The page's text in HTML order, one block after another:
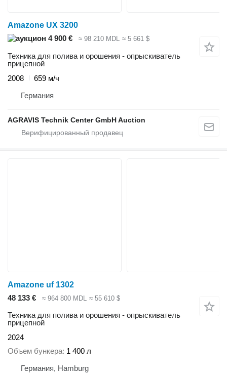
Amazone UX 3200
4 900 €
≈ 98 210 MDL ≈ 5 661 $
Техника для полива и орошения - опрыскиватель
прицепной
2008
659 м/ч
Германия
AGRAVIS Technik Center GmbH Auction
Amazone uf 1302
48 133 €
≈ 964 800 MDL ≈ 55 610 $
Техника для полива и орошения - опрыскиватель
прицепной
2024
Объем бункера 1 400 л
Германия, Hamburg